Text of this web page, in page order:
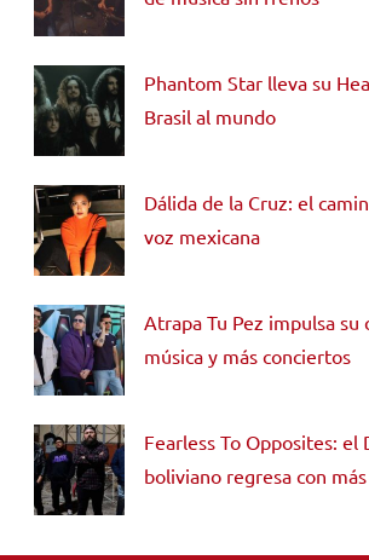
Phantom Star lleva su
Brasil al mundo
Dálida de la Cruz: el
voz mexicana
Atrapa Tu Pez impulsa su
música y más conciertos
Fearless To Opposites: el
boliviano regresa con